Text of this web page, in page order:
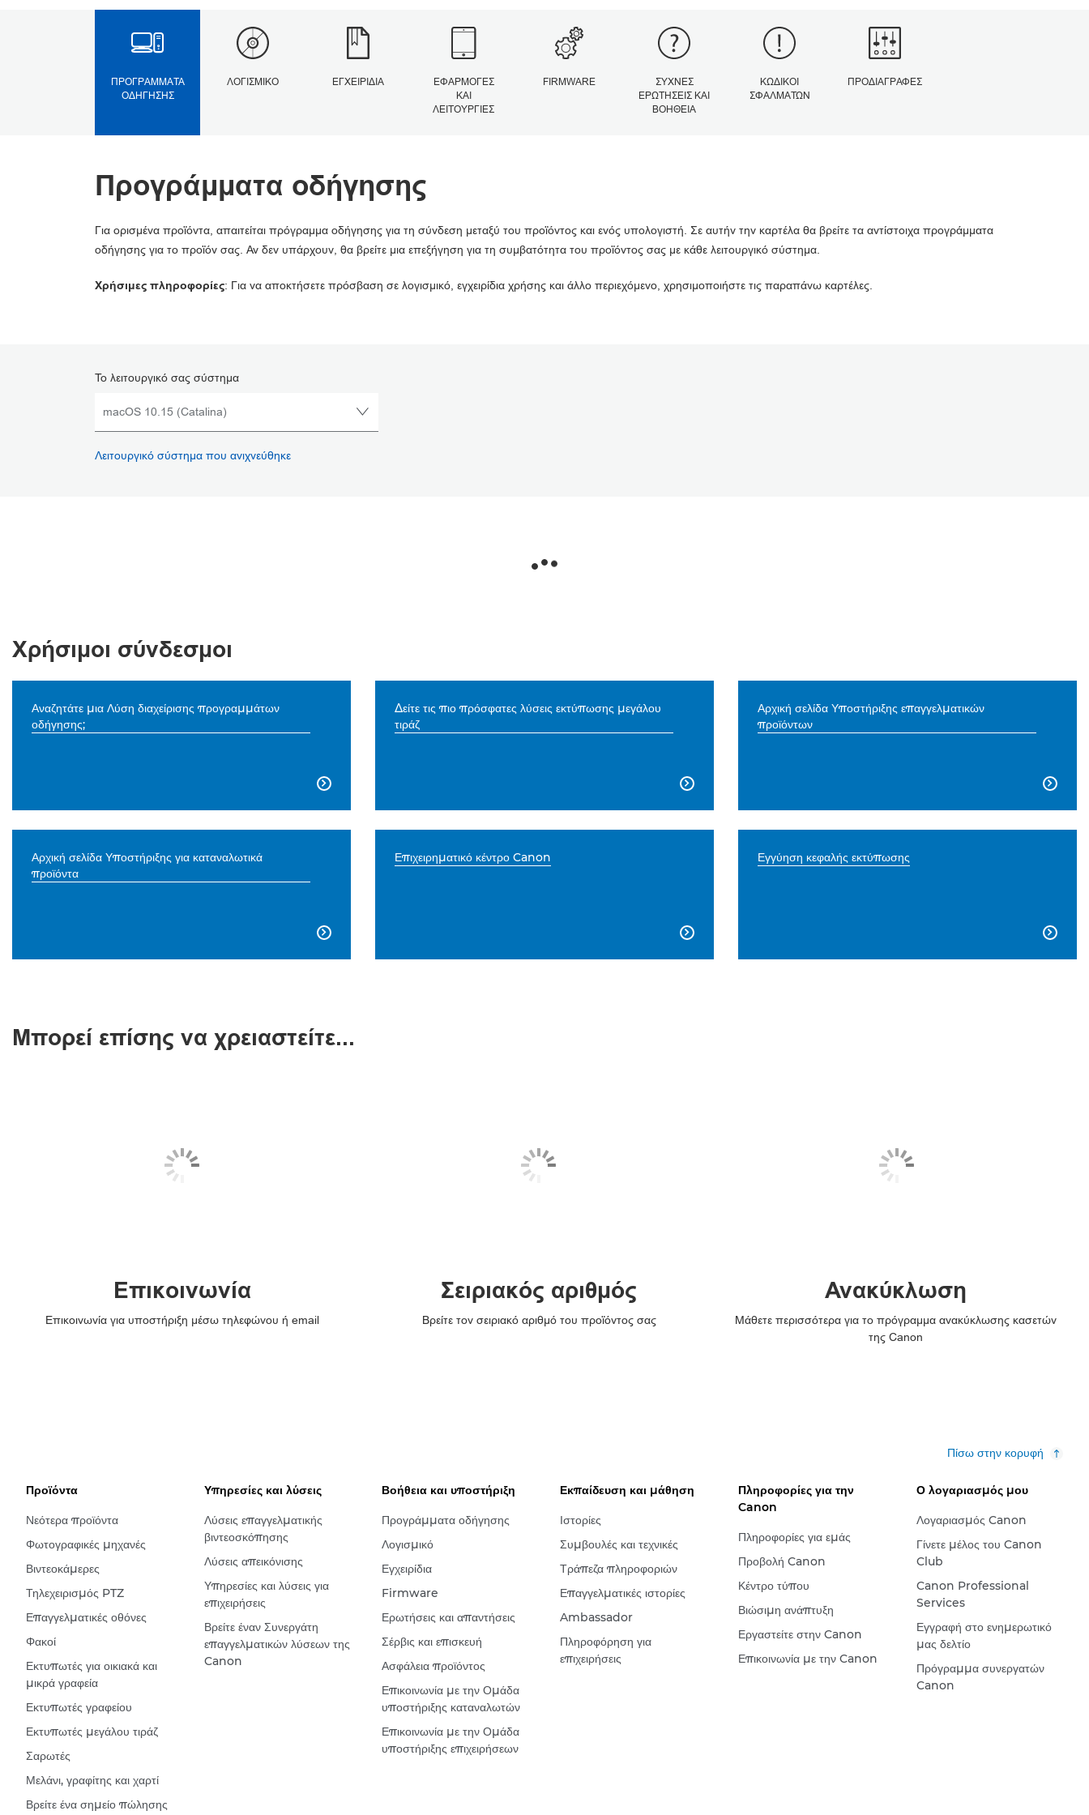
ΠΡΟΓΡΆΜΜΑΤΑ
ΟΔΉΓΗΣΗΣ
ΛΟΓΙΣΜΙΚΌ ΕΓΧΕΙΡΊΔΙΑ
ΕΦΑΡΜΟΓΈΣ
ΚΑΙ
ΛΕΙΤΟΥΡΓΊΕΣ
FIRMWARE
ΣΥΧΝΈΣ
ΕΡΩΤΉΣΕΙΣ ΚΑΙ
ΒΟΉΘΕΙΑ
ΚΩΔΙΚΟΊ
ΣΦΑΛΜΆΤΩΝ
ΠΡΟΔΙΑΓΡΑΦΈΣ
Προγράμματα οδήγησης
Για ορισμένα προϊόντα, απαιτείται πρόγραμμα οδήγησης για τη σύνδεση μεταξύ του προϊόντος και ενός υπολογιστή. Σε αυτήν την καρτέλα θα βρείτε τα αντίστοιχα προγράμματα
οδήγησης για το προϊόν σας. Αν δεν υπάρχουν, θα βρείτε μια επεξήγηση για τη συμβατότητα του προϊόντος σας με κάθε λειτουργικό σύστημα.
Χρήσιμες πληροφορίες: Για να αποκτήσετε πρόσβαση σε λογισμικό, εγχειρίδια χρήσης και άλλο περιεχόμενο, χρησιμοποιήστε τις παραπάνω καρτέλες.
Το λειτουργικό σας σύστημα
Λειτουργικό σύστημα που ανιχνεύθηκε
Χρήσιμοι σύνδεσμοι
Αναζητάτε μια Λύση διαχείρισης προγραμμάτων
οδήγησης;

Δείτε τις πιο πρόσφατες λύσεις εκτύπωσης μεγάλου
τιράζ

Αρχική σελίδα Υποστήριξης επαγγελματικών
προϊόντων

Αρχική σελίδα Υποστήριξης για καταναλωτικά
προϊόντα

Επιχειρηματικό κέντρο Canon

Εγγύηση κεφαλής εκτύπωσης

Μπορεί επίσης να χρειαστείτε...
Επικοινωνία
Επικοινωνία για υποστήριξη μέσω τηλεφώνου ή email
Σειριακός αριθμός
Βρείτε τον σειριακό αριθμό του προϊόντος σας
Ανακύκλωση
Μάθετε περισσότερα για το πρόγραμμα ανακύκλωσης κασετών
της Canon
Πίσω στην κορυφή
Προϊόντα
Νεότερα προϊόντα
Φωτογραφικές μηχανές
Βιντεοκάμερες
Τηλεχειρισμός PTZ
Επαγγελματικές οθόνες
Φακοί
Εκτυπωτές για οικιακά και
μικρά γραφεία
Εκτυπωτές γραφείου
Εκτυπωτές μεγάλου τιράζ
Σαρωτές
Μελάνι, γραφίτης και χαρτί
Βρείτε ένα σημείο πώλησης
Υπηρεσίες και λύσεις
Λύσεις επαγγελματικής
βιντεοσκόπησης
Λύσεις απεικόνισης
Υπηρεσίες και λύσεις για
επιχειρήσεις
Βρείτε έναν Συνεργάτη
επαγγελματικών λύσεων της
Canon
Βοήθεια και υποστήριξη
Προγράμματα οδήγησης
Λογισμικό
Εγχειρίδια
Firmware
Ερωτήσεις και απαντήσεις
Σέρβις και επισκευή
Ασφάλεια προϊόντος
Επικοινωνία με την Ομάδα
υποστήριξης καταναλωτών
Επικοινωνία με την Ομάδα
υποστήριξης επιχειρήσεων
Εκπαίδευση και μάθηση
Ιστορίες
Συμβουλές και τεχνικές
Τράπεζα πληροφοριών
Επαγγελματικές ιστορίες
Ambassador
Πληροφόρηση για
επιχειρήσεις
Πληροφορίες για την
Canon
Πληροφορίες για εμάς
Προβολή Canon
Κέντρο τύπου
Βιώσιμη ανάπτυξη
Εργαστείτε στην Canon
Επικοινωνία με την Canon
Ο λογαριασμός μου
Λογαριασμός Canon
Γίνετε μέλος του Canon
Club
Canon Professional
Services
Εγγραφή στο ενημερωτικό
μας δελτίο
Πρόγραμμα συνεργατών
Canon